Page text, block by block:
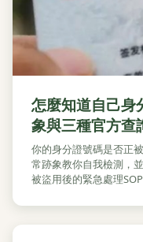
怎麼知道自己身
象與三種官方查
你的身分證號碼是否正
常跡象教你自我檢測，
被盜用後的緊急處理